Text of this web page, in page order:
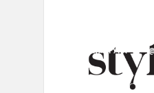
КУЛТУРА
ИЗЛОГ